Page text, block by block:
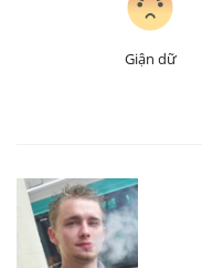
Giận dữ